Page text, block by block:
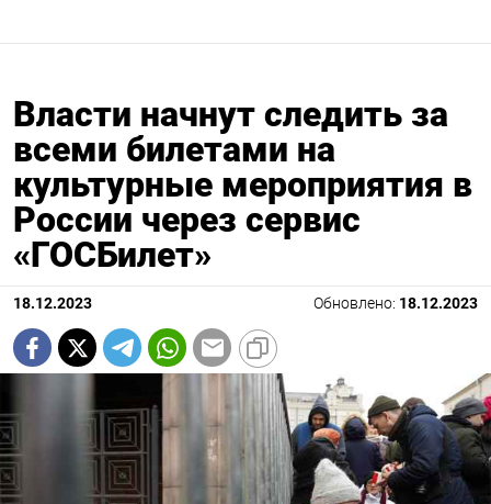
Власти начнут следить за
всеми билетами на
культурные мероприятия в
России через сервис
«ГОСБилет»
18.12.2023 Обновлено: 18.12.2023